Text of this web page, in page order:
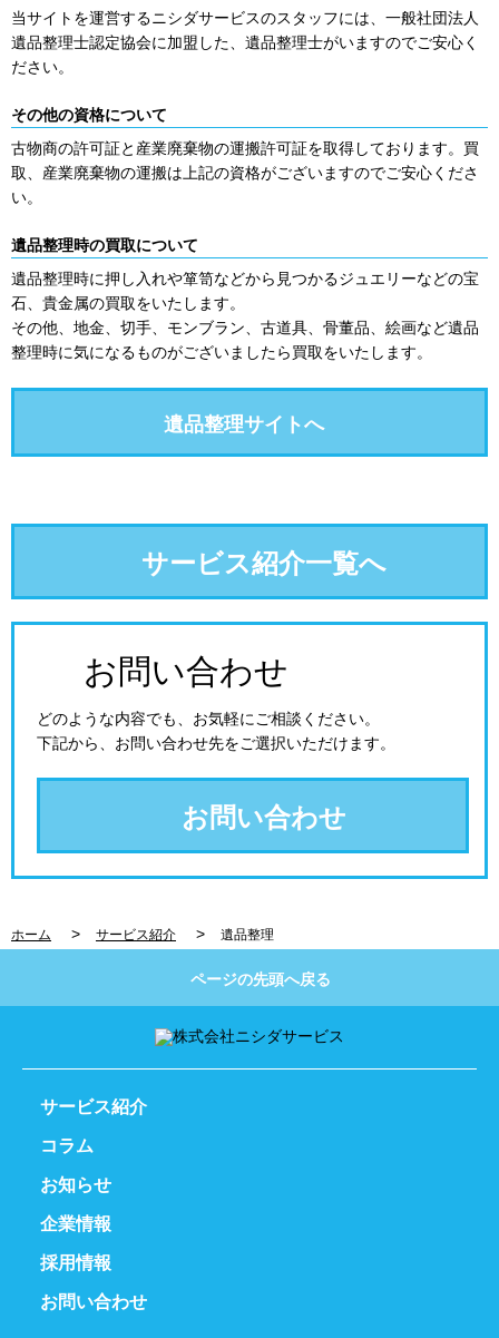
当サイトを運営するニシダサービスのスタッフには、一般社団法人
遺品整理士認定協会に加盟した、遺品整理士がいますのでご安心く
ださい。
その他の資格について
古物商の許可証と産業廃棄物の運搬許可証を取得しております。買
取、産業廃棄物の運搬は上記の資格がございますのでご安心くださ
い。
遺品整理時の買取について
遺品整理時に押し入れや箪笥などから見つかるジュエリーなどの宝
石、貴金属の買取をいたします。
その他、地金、切手、モンブラン、古道具、骨董品、絵画など遺品
整理時に気になるものがございましたら買取をいたします。
遺品整理サイトへ
サービス紹介一覧へ
お問い合わせ
どのような内容でも、お気軽にご相談ください。
お問い合わせ先をご選択いただけます。
お問い合わせ
ホーム > サービス紹介 > 遺品整理
ページの先頭へ戻る
サービス紹介
コラム
お知らせ
企業情報
採用情報
お問い合わせ